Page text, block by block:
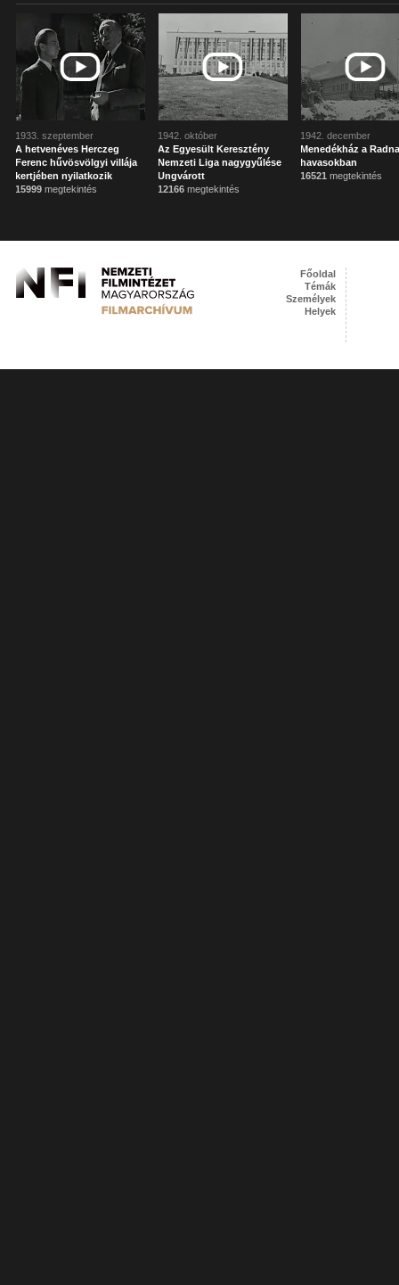
1933. szeptember
A hetvenéves Herczeg
Ferenc hűvösvölgyi villája
kertjében nyilatkozik
15999 megtekintés
1942. október
Az Egyesült Keresztény
Nemzeti Liga nagygyűlése
Ungvárott
12166 megtekintés
1942. december
Menedékház a
havasokban
16521 megtekintés
Főoldal
Témák
Személyek
Helyek